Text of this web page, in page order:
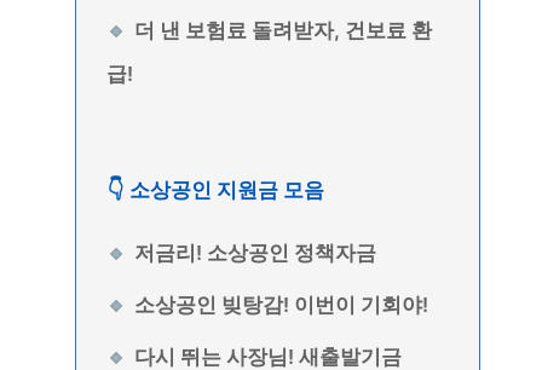
더 낸 보험료 돌려받자, 건보료 환
급!
👇 소상공인 지원금 모음
저금리! 소상공인 정책자금
소상공인 빚탕감! 이번이 기회야!
다시 뛰는 사장님! 새출발기금